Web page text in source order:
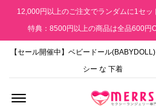
12,000円以上のご注文でランダムに1セッ
特典：8500円以上の商品は全品600円
【セール開催中】ベビードール
シー な 下着